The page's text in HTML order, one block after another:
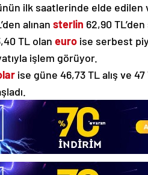
ilk saatlerinde elde
alınan sterlin 62,90 TL’den
TL olan euro ise serbest
işlem görüyor.
ise güne 46,73 TL alış ve